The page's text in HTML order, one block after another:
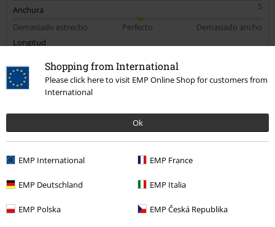
Shopping from International
Please click here to visit EMP Online Shop for customers from
International
Ok
EMP International EMP France
EMP Deutschland EMP Italia
EMP Polska EMP Česká Republika
5
Anchura
Demasiado estrecho
Perfecto
Demasiado ancho
Longitud
Demasiado corto
Reseña verificada
Comentario